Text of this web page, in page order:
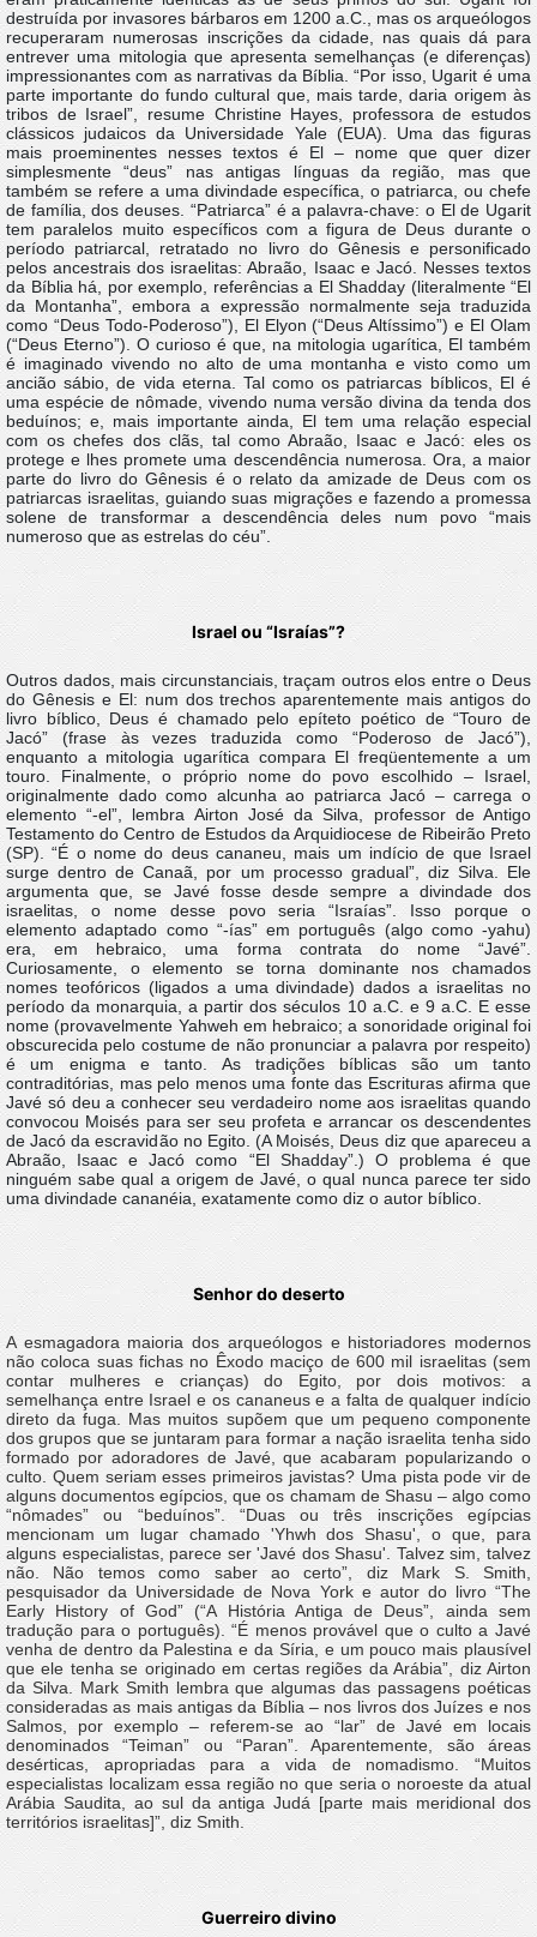
destruída por invasores bárbaros em 1200 a.C., mas os arqueólogos
recuperaram numerosas inscrições da cidade, nas quais dá para
entrever uma mitologia que apresenta semelhanças (e diferenças)
impressionantes com as narrativas da Bíblia. “Por isso, Ugarit é uma
parte importante do fundo cultural que, mais tarde, daria origem às
tribos de Israel”, resume Christine Hayes, professora de estudos
clássicos judaicos da Universidade Yale (EUA). Uma das figuras
mais proeminentes nesses textos é El – nome que quer dizer
simplesmente “deus” nas antigas línguas da região, mas que
também se refere a uma divindade específica, o patriarca, ou chefe
de família, dos deuses. “Patriarca” é a palavra-chave: o El de Ugarit
tem paralelos muito específicos com a figura de Deus durante o
período patriarcal, retratado no livro do Gênesis e personificado
pelos ancestrais dos israelitas: Abraão, Isaac e Jacó. Nesses textos
da Bíblia há, por exemplo, referências a El Shadday (literalmente “El
da Montanha”, embora a expressão normalmente seja traduzida
como “Deus Todo-Poderoso”), El Elyon (“Deus Altíssimo”) e El Olam
(“Deus Eterno”). O curioso é que, na mitologia ugarítica, El também
é imaginado vivendo no alto de uma montanha e visto como um
ancião sábio, de vida eterna. Tal como os patriarcas bíblicos, El é
uma espécie de nômade, vivendo numa versão divina da tenda dos
beduínos; e, mais importante ainda, El tem uma relação especial
com os chefes dos clãs, tal como Abraão, Isaac e Jacó: eles os
protege e lhes promete uma descendência numerosa. Ora, a maior
parte do livro do Gênesis é o relato da amizade de Deus com os
patriarcas israelitas, guiando suas migrações e fazendo a promessa
solene de transformar a descendência deles num povo “mais
numeroso que as estrelas do céu”.
Israel ou “Israías”?
Outros dados, mais circunstanciais, traçam outros elos entre o Deus
do Gênesis e El: num dos trechos aparentemente mais antigos do
livro bíblico, Deus é chamado pelo epíteto poético de “Touro de
Jacó” (frase às vezes traduzida como “Poderoso de Jacó”),
enquanto a mitologia ugarítica compara El freqüentemente a um
touro. Finalmente, o próprio nome do povo escolhido – Israel,
originalmente dado como alcunha ao patriarca Jacó – carrega o
elemento “-el”, lembra Airton José da Silva, professor de Antigo
Testamento do Centro de Estudos da Arquidiocese de Ribeirão Preto
(SP). “É o nome do deus cananeu, mais um indício de que Israel
surge dentro de Canaã, por um processo gradual”, diz Silva. Ele
argumenta que, se Javé fosse desde sempre a divindade dos
israelitas, o nome desse povo seria “Israías”. Isso porque o
elemento adaptado como “-ías” em português (algo como -yahu)
era, em hebraico, uma forma contrata do nome “Javé”.
Curiosamente, o elemento se torna dominante nos chamados
nomes teofóricos (ligados a uma divindade) dados a israelitas no
período da monarquia, a partir dos séculos 10 a.C. e 9 a.C. E esse
nome (provavelmente Yahweh em hebraico; a sonoridade original foi
obscurecida pelo costume de não pronunciar a palavra por respeito)
é um enigma e tanto. As tradições bíblicas são um tanto
contraditórias, mas pelo menos uma fonte das Escrituras afirma que
Javé só deu a conhecer seu verdadeiro nome aos israelitas quando
convocou Moisés para ser seu profeta e arrancar os descendentes
de Jacó da escravidão no Egito. (A Moisés, Deus diz que apareceu a
Abraão, Isaac e Jacó como “El Shadday”.) O problema é que
ninguém sabe qual a origem de Javé, o qual nunca parece ter sido
uma divindade cananéia, exatamente como diz o autor bíblico.
Senhor do deserto
A esmagadora maioria dos arqueólogos e historiadores modernos
não coloca suas fichas no Êxodo maciço de 600 mil israelitas (sem
contar mulheres e crianças) do Egito, por dois motivos: a
semelhança entre Israel e os cananeus e a falta de qualquer indício
direto da fuga. Mas muitos supõem que um pequeno componente
dos grupos que se juntaram para formar a nação israelita tenha sido
formado por adoradores de Javé, que acabaram popularizando o
culto. Quem seriam esses primeiros javistas? Uma pista pode vir de
alguns documentos egípcios, que os chamam de Shasu – algo como
“nômades” ou “beduínos”. “Duas ou três inscrições egípcias
mencionam um lugar chamado 'Yhwh dos Shasu', o que, para
alguns especialistas, parece ser 'Javé dos Shasu'. Talvez sim, talvez
não. Não temos como saber ao certo”, diz Mark S. Smith,
pesquisador da Universidade de Nova York e autor do livro “The
Early History of God” (“A História Antiga de Deus”, ainda sem
tradução para o português). “É menos provável que o culto a Javé
venha de dentro da Palestina e da Síria, e um pouco mais plausível
que ele tenha se originado em certas regiões da Arábia”, diz Airton
da Silva. Mark Smith lembra que algumas das passagens poéticas
consideradas as mais antigas da Bíblia – nos livros dos Juízes e nos
Salmos, por exemplo – referem-se ao “lar” de Javé em locais
denominados “Teiman” ou “Paran”. Aparentemente, são áreas
desérticas, apropriadas para a vida de nomadismo. “Muitos
especialistas localizam essa região no que seria o noroeste da atual
Arábia Saudita, ao sul da antiga Judá [parte mais meridional dos
territórios israelitas]”, diz Smith.
Guerreiro divino